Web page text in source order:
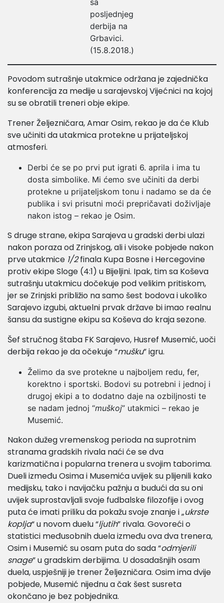
sa
posljednjeg
derbija na
Grbavici.
(15.8.2018.)
Povodom sutrašnje utakmice održana je zajednička
konferencija za medije u sarajevskoj Vijećnici na kojoj
su se obratili treneri obje ekipe.
Trener Željezničara, Amar Osim, rekao je da će Klub
sve učiniti da utakmica protekne u prijateljskoj
atmosferi.
Derbi će se po prvi put igrati 6. aprila i ima tu
dosta simbolike. Mi ćemo sve učiniti da derbi
protekne u prijateljskom tonu i nadamo se da će
publika i svi prisutni moći prepričavati doživljaje
nakon istog – rekao je Osim.
S druge strane, ekipa Sarajeva u gradski derbi ulazi
nakon poraza od Zrinjskog, ali i visoke pobjede nakon
prve utakmice 1/2finala Kupa Bosne i Hercegovine
protiv ekipe Sloge (4:1) u Bijeljini. Ipak, tim sa Koševa
sutrašnju utakmicu dočekuje pod velikim pritiskom,
jer se Zrinjski približio na samo šest bodova i ukoliko
Sarajevo izgubi, aktuelni prvak države bi imao realnu
šansu da sustigne ekipu sa Koševa do kraja sezone.
Šef stručnog štaba FK Sarajevo, Husref Musemić, uoči
derbija rekao je da očekuje “mušku” igru.
Želimo da sve protekne u najboljem redu, fer,
korektno i sportski. Bodovi su potrebni i jednoj i
drugoj ekipi a to dodatno daje na ozbiljnosti te
se nadam jednoj “muškoj” utakmici – rekao je
Musemić.
Nakon dužeg vremenskog perioda na suprotnim
stranama gradskih rivala naći će se dva
karizmatična i popularna trenera u svojim taborima.
Dueli između Osima i Musemića uvijek su plijenili kako
medijsku, tako i navijačku pažnju a budući da su oni
uvijek suprostavljali svoje fudbalske filozofije i ovog
puta će imati priliku da pokažu svoje znanje i „ukrste
koplja“ u novom duelu “ljutih” rivala. Govoreći o
statistici međusobnih duela između ova dva trenera,
Osim i Musemić su osam puta do sada “odmjerili
snage” u gradskim derbijima. U dosadašnjih osam
duela, uspješniji je trener Željezničara. Osim ima dvije
pobjede, Musemić nijednu a čak šest susreta
okončano je bez pobjednika.